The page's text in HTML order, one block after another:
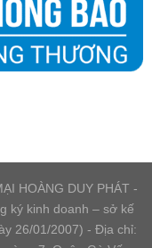
HOÀNG DUY PHÁT -
ký kinh doanh – sở kế
26/01/2007) - Địa chỉ: